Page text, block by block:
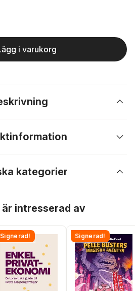
röster:
i varukorg
kategorier
intresserad av
Signerad! Signerad!